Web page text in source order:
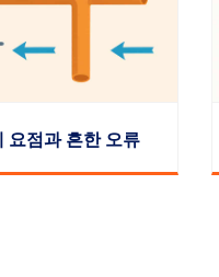
요점과 흔한 오류